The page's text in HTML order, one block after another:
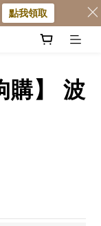
購】 波
點我領取